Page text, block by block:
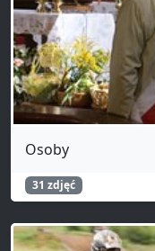
Osoby
31 zdjęć